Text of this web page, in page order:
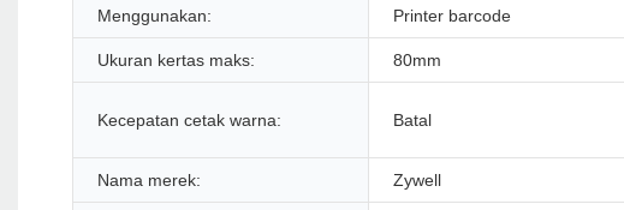
Menggunakan: Printer barcode
Ukuran kertas maks: 80mm
Kecepatan cetak warna: Batal
Nama merek: Zywell